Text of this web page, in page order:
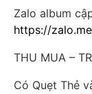
Zalo album
https://
THU MUA –
Có Quẹt Thẻ